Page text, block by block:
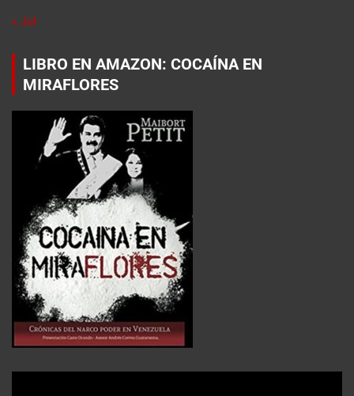
« Jul
LIBRO EN AMAZON: COCAÍNA EN
MIRAFLORES